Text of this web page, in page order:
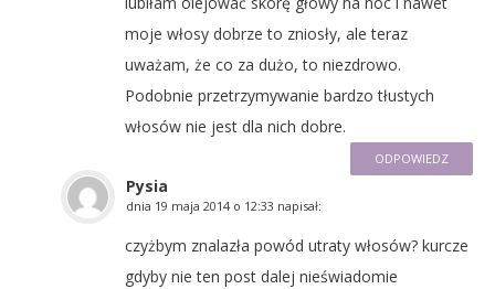
moje włosy dobrze to zniosły, ale teraz
uważam, że co za dużo, to niezdrowo.
Podobnie przetrzymywanie bardzo tłustych
włosów nie jest dla nich dobre.
ODPOWIEDZ
Pysia
dnia 19 maja 2014 o 12:33 napisał:
czyżbym znalazła powód utraty włosów? kurcze
gdyby nie ten post dalej nieświadomie